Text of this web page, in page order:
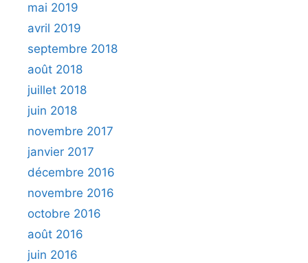
mai 2019
avril 2019
septembre 2018
août 2018
juillet 2018
juin 2018
novembre 2017
janvier 2017
décembre 2016
novembre 2016
octobre 2016
août 2016
juin 2016